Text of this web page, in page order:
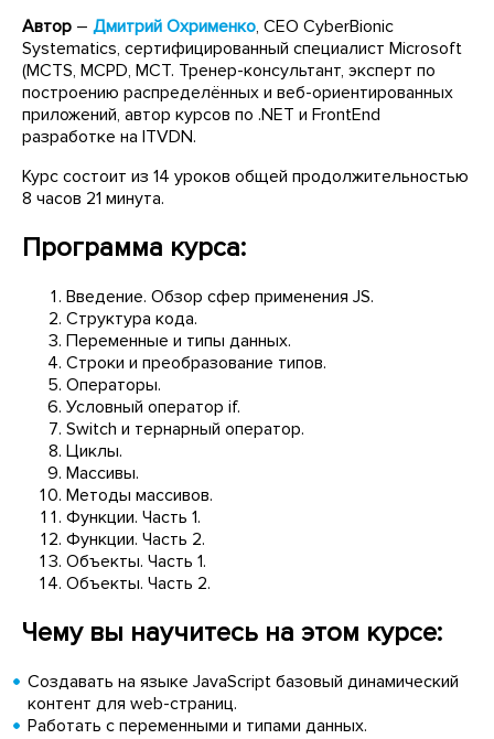
Автор – Дмитрий Охрименко, CEO CyberBionic
Systematics, сертифицированный специалист Microsoft
(MCTS, MCPD, MCT. Тренер-консультант, эксперт по
построению распределённых и веб-ориентированных
приложений, автор курсов по .NET и FrontEnd
разработке на ITVDN.
Курс состоит из 14 уроков общей продолжительностью
8 часов 21 минута.
Программа курса:
Введение. Обзор сфер применения JS.
Структура кода.
Переменные и типы данных.
Строки и преобразование типов.
Операторы.
Условный оператор if.
Switch и тернарный оператор.
Циклы.
Массивы.
Методы массивов.
Функции. Часть 1.
Функции. Часть 2.
Объекты. Часть 1.
Объекты. Часть 2.
Чему вы научитесь на этом курсе:
Создавать на языке JavaScript базовый динамический
контент для web-страниц.
Работать с переменными и типами данных.